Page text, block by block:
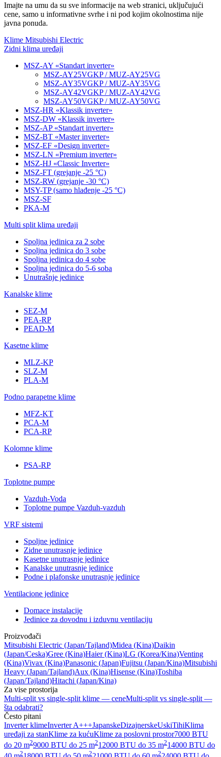
Imajte na umu da su sve informacije na web stranici, uključujući
cene, samo u informativne svrhe i ni pod kojim okolnostima nije
javna ponuda.
Klime Mitsubishi Electric
Zidni klima uređaji
MSZ-AY «Standart inverter»
MSZ-AY25VGKP / MUZ-AY25VG
MSZ-AY35VGKP / MUZ-AY35VG
MSZ-AY42VGKP / MUZ-AY42VG
MSZ-AY50VGKP / MUZ-AY50VG
MSZ-HR «Klassik inverter»
MSZ-DW «Klassik inverter»
MSZ-AP «Standart inverter»
MSZ-BT «Master inverter»
MSZ-EF «Design inverter»
MSZ-LN «Premium inverter»
MSZ-HJ «Classic Inverter»
MSZ-FT (grejanje -25 °C)
MSZ-RW (grejanje -30 °C)
MSY-TP (samo hlađenje -25 °C)
MSZ-SF
PKA-M
Multi split klima uređaji
Spoljna jedinica za 2 sobe
Spoljna jedinica do 3 sobe
Spoljna jedinica do 4 sobe
Spoljna jedinica do 5-6 soba
Unutrašnje jedinice
Kanalske klime
SEZ-M
PEA-RP
PEAD-M
Kasetne klime
MLZ-KP
SLZ-M
PLA-M
Podno parapetne klime
MFZ-KT
PCA-M
PCA-RP
Kolomne klime
PSA-RP
Toplotne pumpe
Vazduh-Voda
Toplotne pumpe Vazduh-vazduh
VRF sistemi
Spoljne jedinice
Zidne unutrasnje jedinice
Kasetne unutrasnje jedinice
Kanalske unutrasnje jedinice
Podne i plafonske unutrasnje jedinice
Ventilacione jedinice
Domace instalacije
Jedinice za dovodnu i izduvnu ventilaciju
Proizvođači
Mitsubishi Electric (Japan/Tajland)Midea (Kina)Daikin
(Japan/Ceska)Gree (Kina)Haier (Kina)LG (Korea/Kina)Venting
(Kina)Vivax (Kina)Panasonic (Japan)Fujitsu (Japan/Kina)Mitsubishi
Heavy (Japan/Tajland)Aux (Kina)Hisense (Kina)Toshiba
(Japan/Tajland)Hitachi (Japan/Kina)
Za vise prostorija
Multi-split vs single-split klime — ceneMulti-split vs single-split —
šta odabrati?
Često pitani
Inverter klimeInverter A+++JapanskeDizajnerskeUskiTihiKlima
uređaji za stanKlime za kućuKlime za poslovni prostor7000 BTU
do 20 m29000 BTU do 25 m212000 BTU do 35 m214000 BTU do
2 2 2